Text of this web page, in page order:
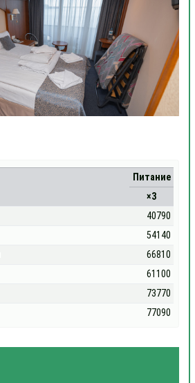
Питание
×3
40790
54140
66810
61100
73770
77090